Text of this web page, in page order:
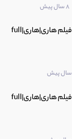
8 سال پیش
دانلود رایگان فیلم هاری|هاری|full
دانلود رایگان فیلم هاری|هاری|full